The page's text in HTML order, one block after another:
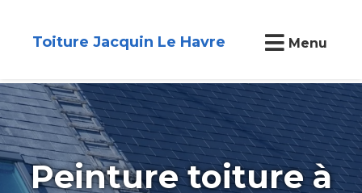
Toiture Jacquin Le Havre Menu
Peinture toiture à